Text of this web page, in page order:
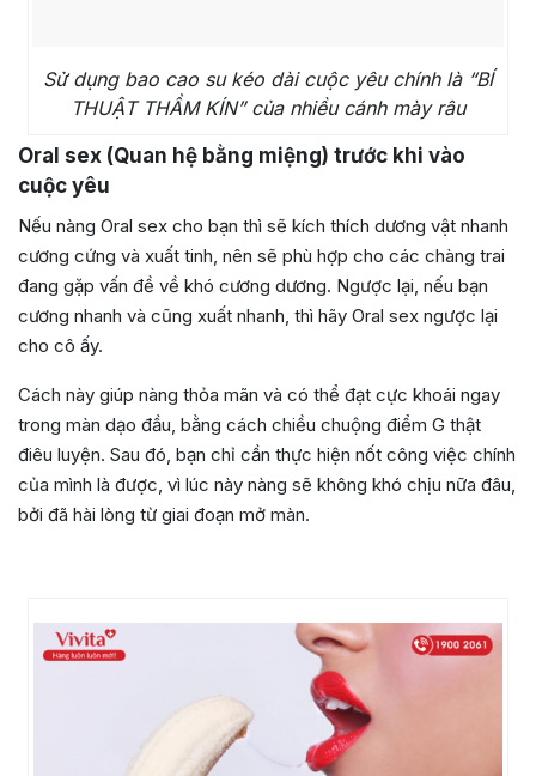
Sử dụng bao cao su kéo dài cuộc yêu chính là “BÍ
THUẬT THẦM KÍN” của nhiều cánh mày râu
Oral sex (Quan hệ bằng miệng) trước khi vào
cuộc yêu
Nếu nàng Oral sex cho bạn thì sẽ kích thích dương vật nhanh
cương cứng và xuất tinh, nên sẽ phù hợp cho các chàng trai
đang gặp vấn đề về khó cương dương. Ngược lại, nếu bạn
cương nhanh và cũng xuất nhanh, thì hãy Oral sex ngược lại
cho cô ấy.
Cách này giúp nàng thỏa mãn và có thể đạt cực khoái ngay
trong màn dạo đầu, bằng cách chiều chuộng điểm G thật
điêu luyện. Sau đó, bạn chỉ cần thực hiện nốt công việc chính
của mình là được, vì lúc này nàng sẽ không khó chịu nữa đâu,
bởi đã hài lòng từ giai đoạn mở màn.